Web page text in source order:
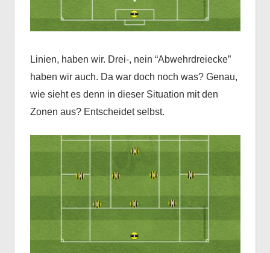
Linien, haben wir. Drei-, nein “Abwehrdreiecke”
haben wir auch. Da war doch noch was? Genau,
wie sieht es denn in dieser Situation mit den
Zonen aus? Entscheidet selbst.